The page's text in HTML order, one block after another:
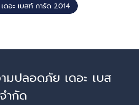
ดอะ เบสท์ การ์ด 2014
มปลอดภัย เดอะ เบส
ำกัด